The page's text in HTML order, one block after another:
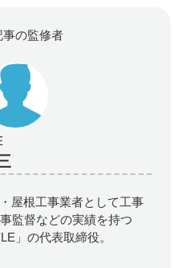
事の監修者
屋根工事業者として工事
監督などの実績を持つ
」の代表取締役。